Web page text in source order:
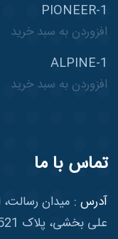
PIONEER-1
افزوردن به سبد خرید
ALPINE-1
افزوردن به سبد خرید
تماس با ما
آدرس : میدان
علی بخشی، پلاک 1521